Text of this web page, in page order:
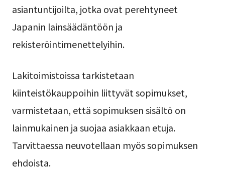
asiantuntijoilta, jotka ovat perehtyneet
Japanin lainsäädäntöön ja
rekisteröintimenettelyihin.
Lakitoimistoissa tarkistetaan
kiinteistökauppoihin liittyvät sopimukset,
varmistetaan, että sopimuksen sisältö on
lainmukainen ja suojaa asiakkaan etuja.
Tarvittaessa neuvotellaan myös sopimuksen
ehdoista.